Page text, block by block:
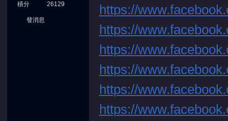
積分 26129
發消息
https://
https://
https://
https://
https://
https://